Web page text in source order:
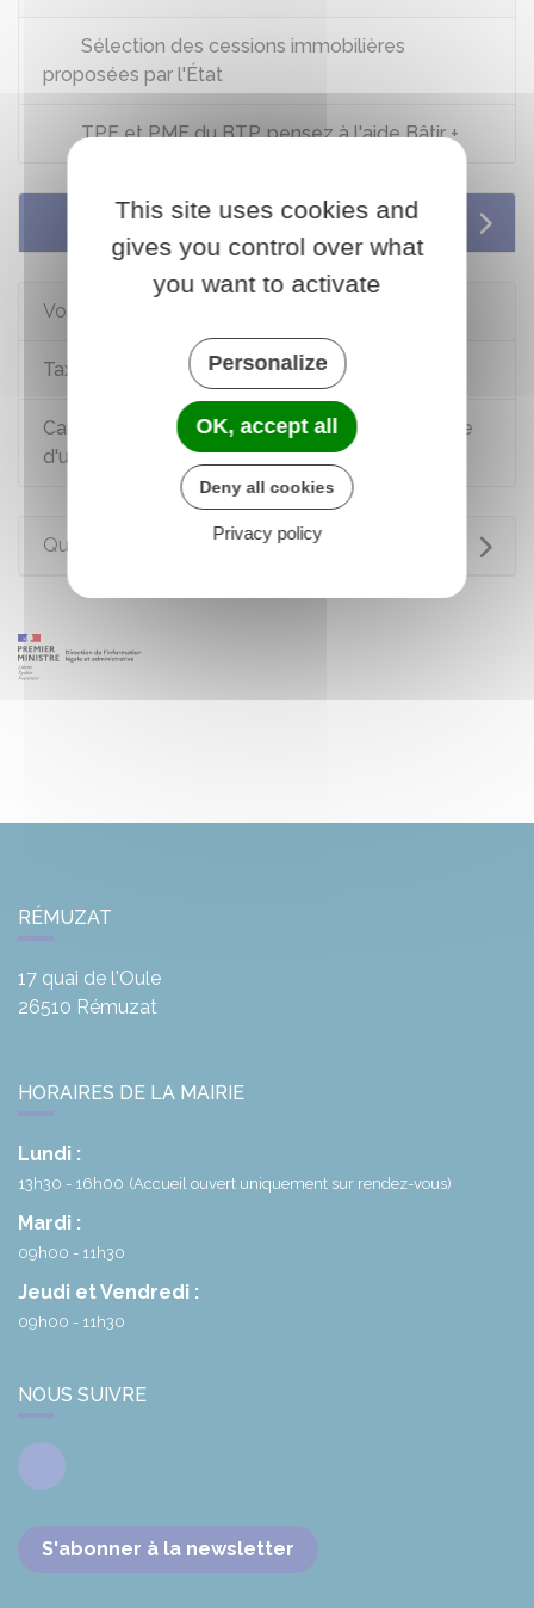
Sélection des cessions immobilières
proposées par l'État
TPE et PME du BTP, pensez à l'aide Bâtir +
Services en ligne et formulaires
Voir aussi
Taxes locales
Carte BTP : carte d'identification professionnelle
d'un salarié du BTP
Questions ? Réponses !
RÉMUZAT
17 quai de l'Oule
26510 Rémuzat
HORAIRES DE LA MAIRIE
Lundi :
13h30 - 16h00 (Accueil ouvert uniquement sur rendez-vous)
Mardi :
09h00 - 11h30
Jeudi et Vendredi :
09h00 - 11h30
NOUS SUIVRE
Facebook
S'abonner à la newsletter
This site uses cookies and
gives you control over what
you want to activate
Personalize
OK, accept all
Deny all cookies
Privacy policy